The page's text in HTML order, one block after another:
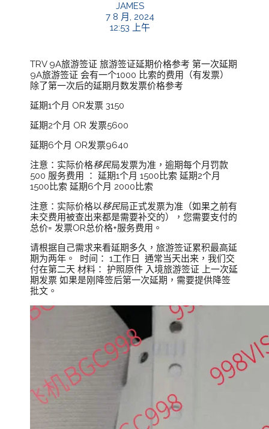
JAMES
7 8 月, 2024
12:53 上午
TRV 9A旅游签证 旅游签证延期价格参考 第一次延期
9A旅游签证 会有一个1000 比索的费用（有发票）
除了第一次后的延期月数发票价格参考
延期1个月 OR发票 3150
延期2个月 OR 发票5600
延期6个月 OR发票9640
注意：实际价格移民局发票为准，逾期每个月罚款
500 服务费用 ： 延期1个月 1500比索 延期2个月
1500比索 延期6个月 2000比索
注意：实际价格以移民局正式发票为准（如果之前有
未交费用被查出来都是需要补交的），您需要支付的
总价= 发票OR总价格+服务费用。
请根据自己需求来看延期多久，旅游签证累积最高延
期为两年。 时间： 1工作日 通常当天出来，我们交
付在第二天 材料： 护照原件 入境旅游签证 上一次延
期发票 如果是刚降签后第一次延期，需要提供降签
批文。